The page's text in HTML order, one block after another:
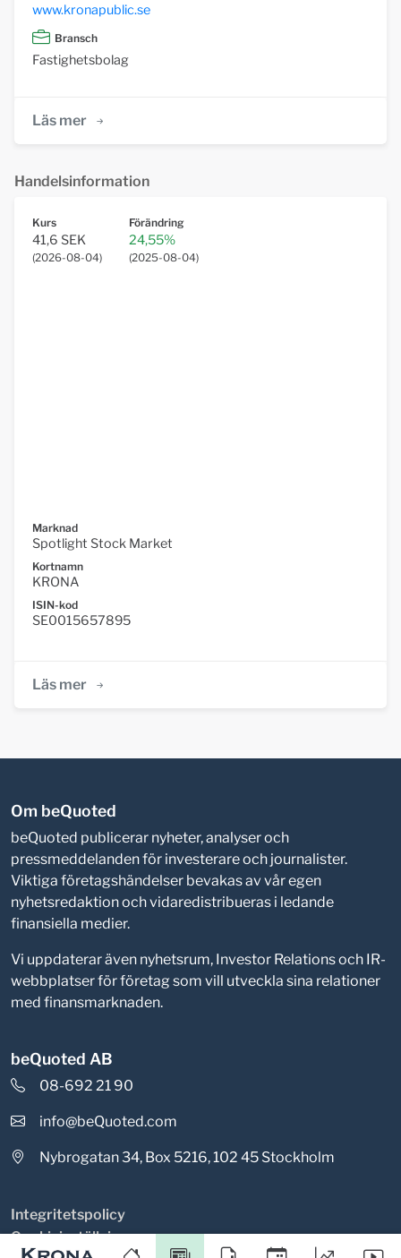
www.kronapublic.se
Bransch
Fastighetsbolag
Läs mer
Handelsinformation
Kurs
41,6 SEK
(2026-08-04)
Förändring
24,55%
(2025-08-04)
Marknad
Spotlight Stock Market
Kortnamn
KRONA
ISIN-kod
SE0015657895
Läs mer
Om beQuoted
beQuoted publicerar nyheter, analyser och
pressmeddelanden för investerare och journalister.
Viktiga företagshändelser bevakas av vår egen
nyhetsredaktion och vidaredistribueras i ledande
finansiella medier.
Vi uppdaterar även nyhetsrum, Investor Relations och IR-
webbplatser för företag som vill utveckla sina relationer
med finansmarknaden.
beQuoted AB
08-692 21 90
info@beQuoted.com
Nybrogatan 34, Box 5216, 102 45 Stockholm
Integritetspolicy
Cookieinställningar